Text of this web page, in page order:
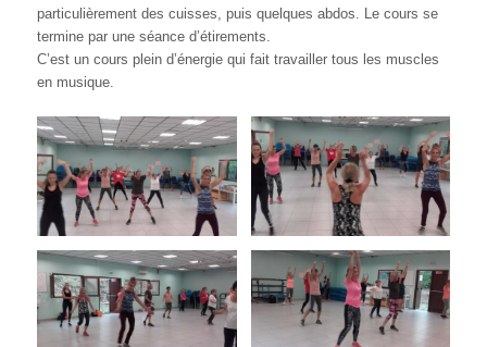
particulièrement des cuisses, puis quelques abdos. Le cours se
termine par une séance d’étirements.
C’est un cours plein d’énergie qui fait travailler tous les muscles
en musique.